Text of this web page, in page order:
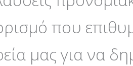
που
μας για να